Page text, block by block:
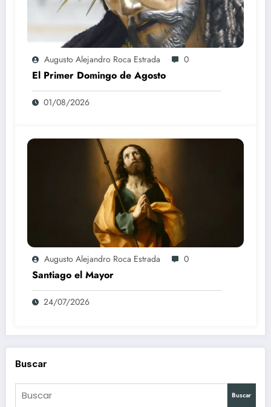
Augusto Alejandro Roca Estrada 0
El Primer Domingo de Agosto
01/08/2026
Augusto Alejandro Roca Estrada 0
Santiago el Mayor
24/07/2026
Buscar
Buscar